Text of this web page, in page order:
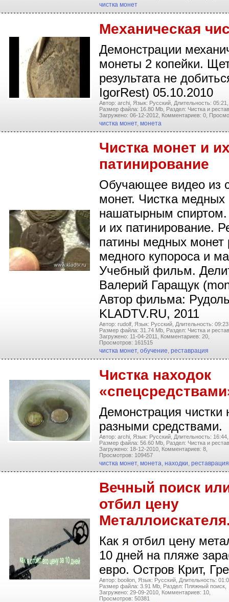
чистка монет
Механическая
Демонстрации
монеты 2 копейки.
результата не
IgorRest) 05.10.2010
Автор: archi, Язык: Русский, Длительность: 05:21,
Размер файла: 16.80 Mb, Раздел: Чистка и
Загружено: 06-12-2012, Комментариев: 0,
чистка монет, монета
Чистка монет и
патинирование
Обучающее видео из
монет. Чистка медных
нашатырным спиртом.
и их патинирование.
патины медных монет
медного купороса и
Учебный фильм.
Валерий Гаращук
Автор фильма:
KLADTV.RU, 2011
Автор: rudolf, Язык: Русский, Длительность:
Размер файла: 31.74 Mb, Раздел: Чистка и
Загружено: 11-04-2011,
Комментариев: 20,
Просмотров: 161515
чистка монет, обучение, реставрация
Чистка находок
Демонстрация чистки
разными средствами.
Автор: archi, Язык: Русский, Длительность: 16:44,
Размер файла: 56.60 Mb, Раздел: Чистка и
Загружено: 18-12-2010, Комментариев: 8,
Просмотров: 109457
чистка монет, монета, находки, реставрация
Вечный поиск
отбил цену
Как я отбил цену
10 дней на пляже
евро. Остров Крит,
Автор: boolion, Язык: Русский, Длительность:
Размер файла: 3.91 Mb, Раздел: Пляжный поиск,
Загружено: 29-09-2010, Комментариев: 10,
Просмотров: 50381